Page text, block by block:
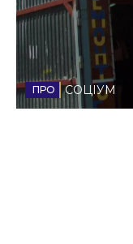
Втрачений
СОЦІУМ